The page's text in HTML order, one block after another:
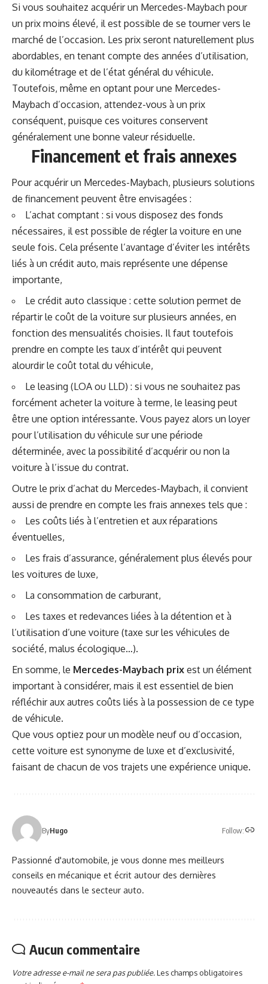
Si vous souhaitez acquérir un Mercedes-Maybach pour
un prix moins élevé, il est possible de se tourner vers le
marché de l’occasion. Les prix seront naturellement plus
abordables, en tenant compte des années d’utilisation,
du kilométrage et de l’état général du véhicule.
Toutefois, même en optant pour une Mercedes-
Maybach d’occasion, attendez-vous à un prix
conséquent, puisque ces voitures conservent
généralement une bonne valeur résiduelle.
Financement et frais annexes
Pour acquérir un Mercedes-Maybach, plusieurs solutions
de financement peuvent être envisagées :
L’achat comptant : si vous disposez des fonds
nécessaires, il est possible de régler la voiture en une
seule fois. Cela présente l’avantage d’éviter les intérêts
liés à un crédit auto, mais représente une dépense
importante,
Le crédit auto classique : cette solution permet de
répartir le coût de la voiture sur plusieurs années, en
fonction des mensualités choisies. Il faut toutefois
prendre en compte les taux d’intérêt qui peuvent
alourdir le coût total du véhicule,
Le leasing (LOA ou LLD) : si vous ne souhaitez pas
forcément acheter la voiture à terme, le leasing peut
être une option intéressante. Vous payez alors un loyer
pour l’utilisation du véhicule sur une période
déterminée, avec la possibilité d’acquérir ou non la
voiture à l’issue du contrat.
Outre le prix d’achat du Mercedes-Maybach, il convient
aussi de prendre en compte les frais annexes tels que :
Les coûts liés à l’entretien et aux réparations
éventuelles,
Les frais d’assurance, généralement plus élevés pour
les voitures de luxe,
La consommation de carburant,
Les taxes et redevances liées à la détention et à
l’utilisation d’une voiture (taxe sur les véhicules de
société, malus écologique…).
En somme, le Mercedes-Maybach prix est un élément
important à considérer, mais il est essentiel de bien
réfléchir aux autres coûts liés à la possession de ce type
de véhicule.
Que vous optiez pour un modèle neuf ou d’occasion,
cette voiture est synonyme de luxe et d’exclusivité,
faisant de chacun de vos trajets une expérience unique.
ByHugo Follow:
Passionné d'automobile, je vous donne mes meilleurs
conseils en mécanique et écrit autour des dernières
nouveautés dans le secteur auto.
Aucun commentaire
Votre adresse e-mail ne sera pas publiée.Les champs obligatoires